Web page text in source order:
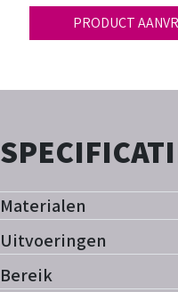
PRODUCT
Materialen
Uitvoeringen
Bereik